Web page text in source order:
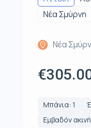
Νέα Σμύρνη
Νέα
Μπάνια: 1
Εμβαδόν